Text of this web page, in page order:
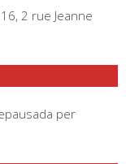
2 rue Jeanne
per